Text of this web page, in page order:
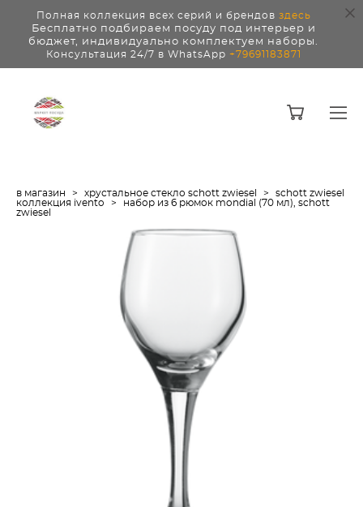
Полная коллекция всех серий и брендов здесь
Бесплатно подбираем посуду под интерьер и
бюджет, индивидуально комплектуем наборы.
Консультация 24/7 в WhatsApp +79691183871
в магазин > хрустальное стекло schott zwiesel >
schott zwiesel
коллекция ivento
>
набор из 6 рюмок mondial (70 мл), schott
zwiesel